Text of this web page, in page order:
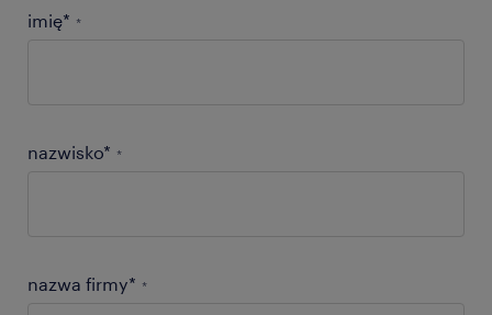
imię* *
nazwisko* *
nazwa firmy* *